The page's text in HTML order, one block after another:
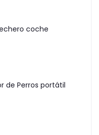
coche
de Perros portátil